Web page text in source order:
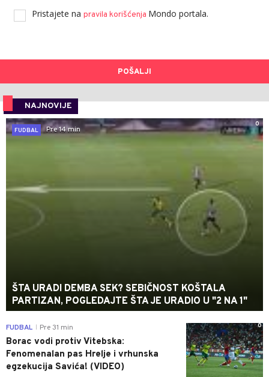
Pristajete na pravila korišćenja Mondo portala.
POŠALJI
NAJNOVIJE
0
FUDBAL
Pre 14 min
ŠTA URADI DEMBA SEK? SEBIČNOST KOŠTALA
PARTIZAN, POGLEDAJTE ŠTA JE URADIO U "2 NA 1"
0
FUDBAL Pre 31 min
Borac vodi protiv Vitebska:
Fenomenalan pas Hrelje i vrhunska
egzekucija Savića! (VIDEO)